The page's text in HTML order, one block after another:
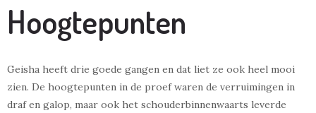
Hoogtepunten
Geisha heeft drie goede gangen en dat liet ze ook heel mooi
zien. De hoogtepunten in de proef waren de verruimingen in
draf en galop, maar ook het schouderbinnenwaarts leverde